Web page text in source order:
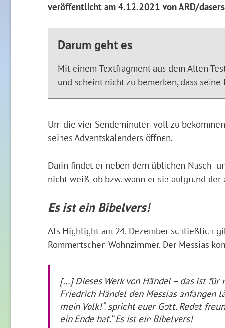
veröffentlicht am 4.12.2021 von ARD/
Darum geht es
Mit einem Textfragment aus dem Alten
und scheint nicht zu bemerken, dass
Um die vier Sendeminuten voll zu
seines Adventskalenders öffnen.
Darin findet er neben dem üblichen Nasch-
nicht weiß, ob bzw. wann er sie aufgrund
Es ist ein Bibelvers!
Als Highlight am 24. Dezember schließlich
Rommertschen Wohnzimmer. Der Messias
[…] Dieses Werk von Händel – das ist
Friedrich Händel den Messias anfangen
mein Volk!“, spricht euer Gott. Redet
ein Ende hat.“ Es ist ein Bibelvers!